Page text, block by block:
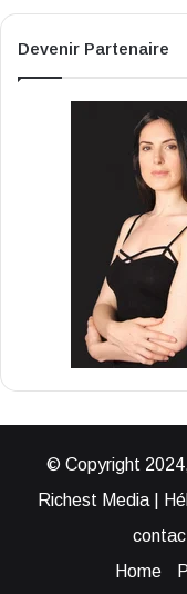
Devenir Partenaire
© Copyright
Richest Media |
Home